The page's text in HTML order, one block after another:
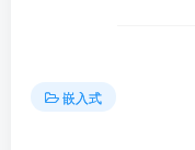
嵌入式